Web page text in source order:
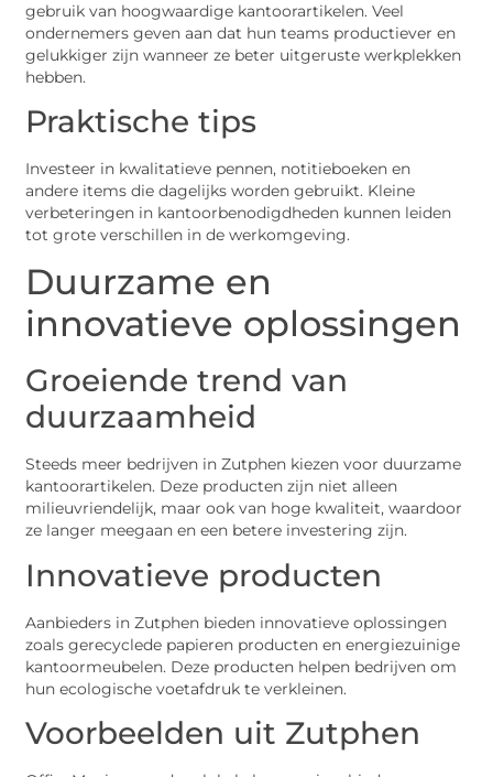
gebruik van hoogwaardige kantoorartikelen. Veel
ondernemers geven aan dat hun teams productiever en
gelukkiger zijn wanneer ze beter uitgeruste werkplekken
hebben.
Praktische tips
Investeer in kwalitatieve pennen, notitieboeken en
andere items die dagelijks worden gebruikt. Kleine
verbeteringen in kantoorbenodigdheden kunnen leiden
tot grote verschillen in de werkomgeving.
Duurzame en
innovatieve oplossingen
Groeiende trend van
duurzaamheid
Steeds meer bedrijven in Zutphen kiezen voor duurzame
kantoorartikelen. Deze producten zijn niet alleen
milieuvriendelijk, maar ook van hoge kwaliteit, waardoor
ze langer meegaan en een betere investering zijn.
Innovatieve producten
Aanbieders in Zutphen bieden innovatieve oplossingen
zoals gerecyclede papieren producten en energiezuinige
kantoormeubelen. Deze producten helpen bedrijven om
hun ecologische voetafdruk te verkleinen.
Voorbeelden uit Zutphen